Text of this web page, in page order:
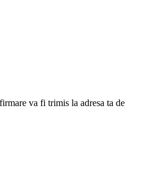
va fi trimis la adresa ta de